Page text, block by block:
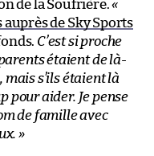
de la Soufrière.«
de Sky Sports
C’est si proche
étaient de là-
mais s’ils étaient là
pour aider. Je pense
de famille avec
»